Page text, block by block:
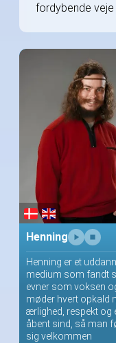
fordybende
Henning
Henning er et
medium som fandt
evner som voksen
møder hvert opkald
ærlighed, respekt og
åbent sind, så man
sig velkommen